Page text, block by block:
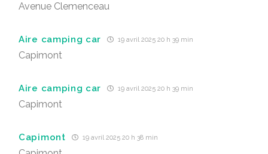
Avenue Clemenceau
Aire camping car 19 avril 2025 20 h 39 min
Capimont
Aire camping car 19 avril 2025 20 h 39 min
Capimont
Capimont 19 avril 2025 20 h 38 min